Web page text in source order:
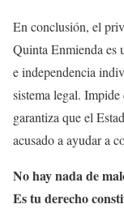
En conclusión, el
Quinta Enmienda es
e independencia
sistema legal.
garantiza que el
acusado a ayudar a
No hay nada de
Es tu derecho